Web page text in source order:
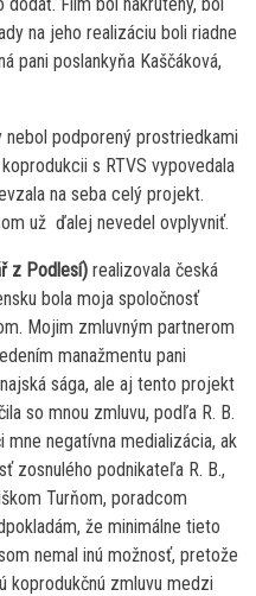
na jeho realizáciu boli riadne
pani poslankyňa Kaščáková,
nebol podporený prostriedkami
s RTVS vypovedala
na seba celý projekt.
už ďalej nevedel ovplyvniť.
z Podlesí) realizovala česká
bola moja spoločnosť
Mojim zmluvným partnerom
manažmentu pani
sága, ale aj tento projekt
so mnou zmluvu, podľa R. B.
negatívna medializácia, ak
zosnulého podnikateľa R. B.,
Turňom, poradcom
že minimálne tieto
nemal inú možnosť, pretože
koprodukčnú zmluvu medzi